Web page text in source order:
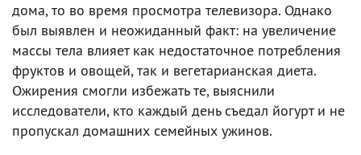
дома, то во время просмотра телевизора. Однако
был выявлен и неожиданный факт: на увеличение
массы тела влияет как недостаточное потребления
фруктов и овощей, так и вегетарианская диета.
Ожирения смогли избежать те, выяснили
исследователи, кто каждый день съедал йогурт и не
пропускал домашних семейных ужинов.